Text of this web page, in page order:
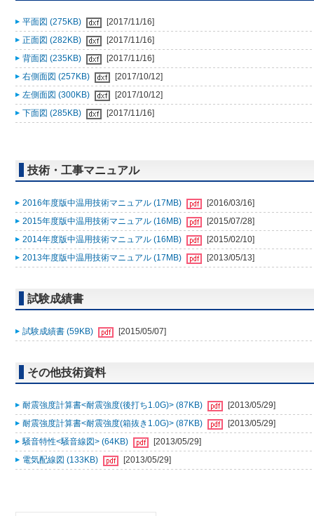
平面図 (275KB)
[2017/11/16]
正面図 (282KB)
[2017/11/16]
背面図 (235KB)
[2017/11/16]
右側面図 (257KB)
[2017/10/12]
左側面図 (300KB)
[2017/10/12]
下面図 (285KB)
[2017/11/16]
技術・工事マニュアル
2016年度版中温用技術マニュアル (17MB)
[2016/03/16]
2015年度版中温用技術マニュアル (16MB)
[2015/07/28]
2014年度版中温用技術マニュアル (16MB)
[2015/02/10]
2013年度版中温用技術マニュアル (17MB)
[2013/05/13]
試験成績書
試験成績書 (59KB) [2015/05/07]
その他技術資料
耐震強度計算書<耐震強度(後打ち1.0G)> (87KB)
[2013/05/29]
耐震強度計算書<耐震強度(箱抜き1.0G)> (87KB)
[2013/05/29]
騒音特性<騒音線図> (64KB)
[2013/05/29]
電気配線図 (133KB)
[2013/05/29]